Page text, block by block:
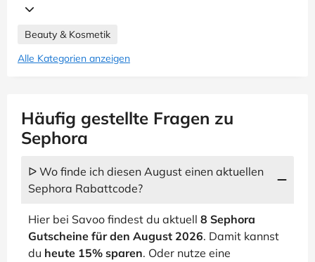
Beauty & Kosmetik
Alle Kategorien anzeigen
Häufig gestellte Fragen zu
Sephora
ᐅ Wo finde ich diesen August einen aktuellen
Sephora Rabattcode?
Hier bei Savoo findest du aktuell 8 Sephora
Gutscheine für den August 2026. Damit kannst
du heute 15% sparen. Oder nutze eine